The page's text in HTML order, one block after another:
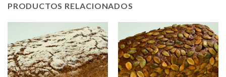
PRODUCTOS RELACIONADOS